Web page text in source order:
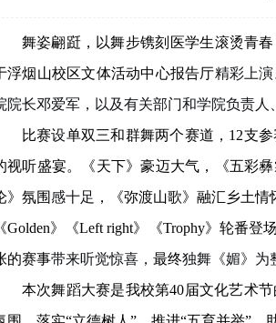
舞姿翩跹，以舞步镌刻医学生滚烫青
浮烟山校区文体活动中心报告厅精彩上演
院长邓爱军， 以及有关部门和学院负责人、
比赛设单双三和群舞两个赛道， 12支
视听盛宴。《天下》豪迈大气 ， 《五彩彝
》氛围感十足 ，《弥渡山歌》融汇乡土情
Golden》《Left right》《Trophy》轮番登
的赛事带来听觉惊喜， 最终独舞《媚》为
本次舞蹈大赛是我校第40届文化艺术